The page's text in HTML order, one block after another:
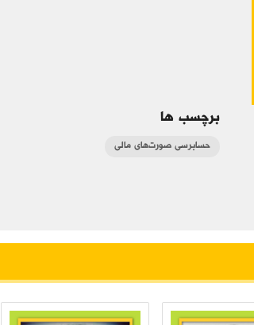
برچسب ها
حسابرسی صورت‌های مالی